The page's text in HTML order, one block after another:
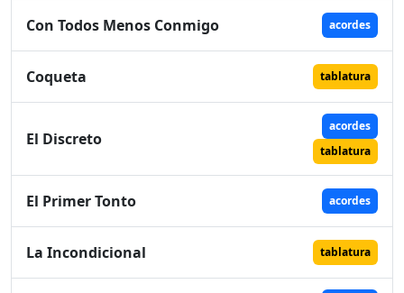
Con Todos Menos Conmigo acordes
Coqueta tablatura
El Discreto
acordes
tablatura
El Primer Tonto acordes
La Incondicional tablatura